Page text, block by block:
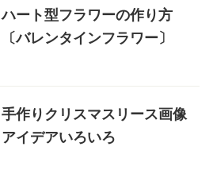
ハート型フラワーの作り方
〔バレンタインフラワー〕
手作りクリスマスリース画像
アイデアいろいろ